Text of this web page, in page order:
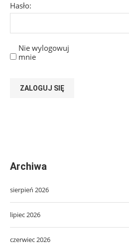
Hasło:
Nie wylogowuj
mnie
ZALOGUJ SIĘ
Archiwa
sierpień 2026
lipiec 2026
czerwiec 2026